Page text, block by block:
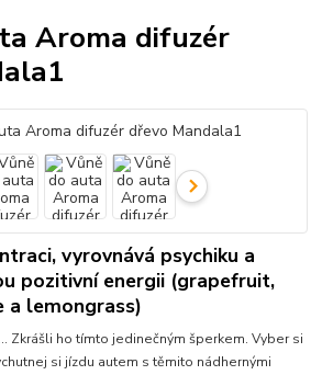
Aroma difuzér
vyrovnává psychiku a
pozitivní energii (grapefruit,
a lemongrass)
Zkrášli ho tímto jedinečným šperkem. Vyber si
si jízdu autem s těmito nádhernými